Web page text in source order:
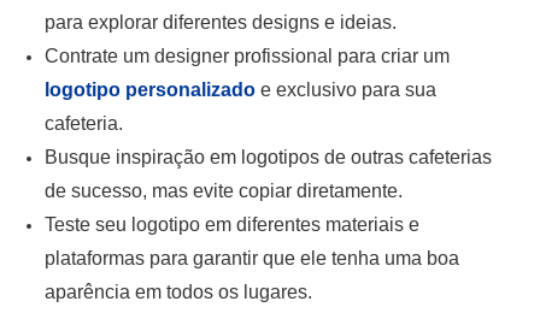
para explorar diferentes designs e ideias.
Contrate um designer profissional para criar um
logotipo personalizado e exclusivo para sua
cafeteria.
Busque inspiração em logotipos de outras cafeterias
de sucesso, mas evite copiar diretamente.
Teste seu logotipo em diferentes materiais e
plataformas para garantir que ele tenha uma boa
aparência em todos os lugares.